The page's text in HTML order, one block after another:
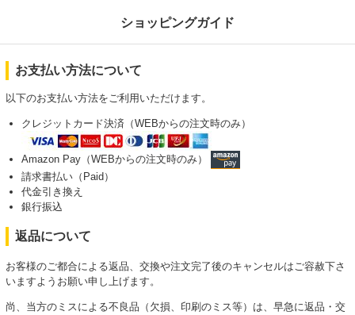
ショッピングガイド
お支払い方法について
以下のお支払い方法をご利用いただけます。
クレジットカード決済（WEBからの注文時のみ）
Amazon Pay（WEBからの注文時のみ）
請求書払い（Paid）
代金引き換え
銀行振込
返品について
お客様のご都合による返品、交換や注文完了後のキャンセルはご容赦下さ
いますようお願い申し上げます。
尚、当方のミスによる不良品（欠損、印刷のミス等）は、早急に返品・交